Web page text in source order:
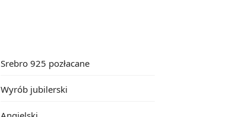
Srebro 925 pozłacane
Wyrób jubilerski